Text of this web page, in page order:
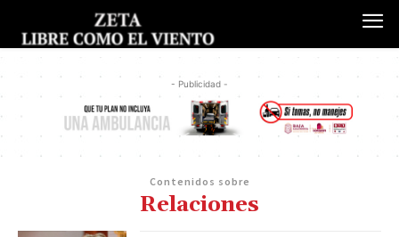
- Publicidad -
Contenidos sobre
Relaciones